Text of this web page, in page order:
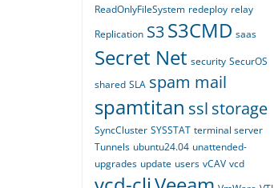
ReadOnlyFileSystem redeploy relay
Replication S3S3CMD saas
Secret Net security SecurOS
shared SLA spam mail
spamtitan ssl storage
SyncCluster SYSSTAT terminal server
Tunnels ubuntu24.04 unattended-
upgrades update users vCAV vcd